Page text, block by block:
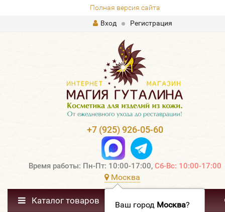
Полная версия сайта
Вход
Регистрация
+7 (925) 926-05-60
Время работы: Пн-Пт: 10:00-17:00, Сб-Вс: 10:00-17:00
Москва
Ваш город Москва?
Каталог товаров